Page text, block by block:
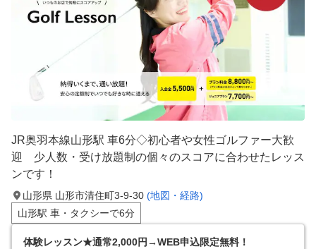
JR奥羽本線山形駅 車6分◇初心者や女性ゴルファー大歓
迎 少人数・受け放題制の個々のスコアに合わせたレッス
ンです！
山形県 山形市清住町3-9-30 (地図・経路)
山形駅 車・タクシーで6分
体験レッスン★通常2,000円→WEB申込限定無料！